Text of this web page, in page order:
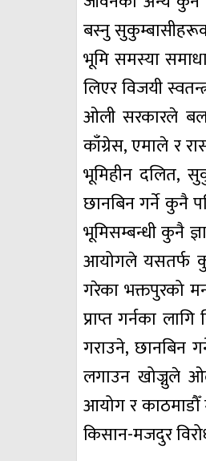
बस्नु
भूमि समस्या
लिएर विजयी
ओली सरकारले
काँग्रेस, एमाले र
भूमिहीन दलित,
छानबिन गर्ने कुनै
भूमिसम्बन्धी कुनै
आयोगले यसतर्फ
गरेका भक्तपुरको
प्राप्त गर्नका
गराउने, छानबिन
लगाउन खोज्नुले
आयोग र काठमाडौँ
किसान-मजदुर